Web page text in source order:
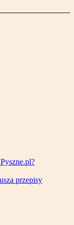
przepisy